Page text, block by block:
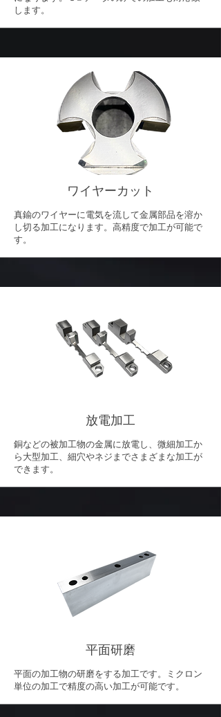
します。
ワイヤーカット
真鍮のワイヤーに電気を流して金属部品を溶か
し切る加工になります。高精度で加工が可能で
す。
放電加工
銅などの被加工物の金属に放電し、微細加工か
ら大型加工、細穴やネジまでさまざまな加工が
できます。
平面研磨
平面の加工物の研磨をする加工です。ミクロン
単位の加工で精度の高い加工が可能です。